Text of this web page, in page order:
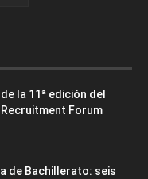
la 11ª edición del
Forum
de Bachillerato: seis